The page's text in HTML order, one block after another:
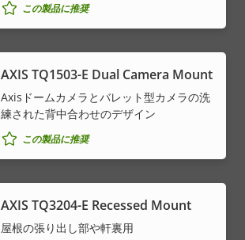
この製品に推奨
AXIS TQ1503-E Dual Camera Mount
Axisドームカメラとバレット型カメラの洗
練された背中合わせのデザイン
この製品に推奨
AXIS TQ3204-E Recessed Mount
屋根の張り出し部や軒裏用